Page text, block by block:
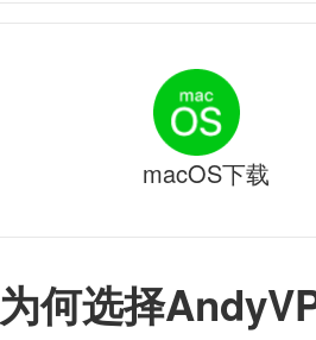
为何选择
macOS下载